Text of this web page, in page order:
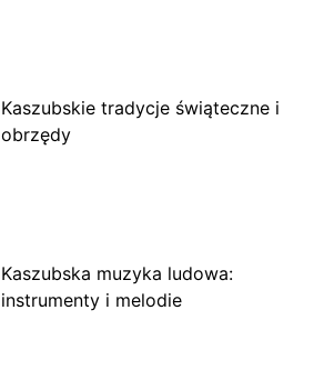
Kaszubskie tradycje świąteczne i
obrzędy
Kaszubska muzyka ludowa:
instrumenty i melodie